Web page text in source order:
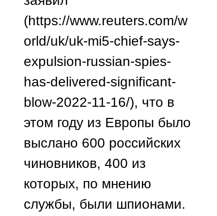
(https://www.reuters.com/w
orld/uk/uk-mi5-chief-says-
expulsion-russian-spies-
has-delivered-significant-
blow-2022-11-16/), что в
этом году из Европы было
выслано 600 российских
чиновников, 400 из
которых, по мнению
службы, были шпионами.